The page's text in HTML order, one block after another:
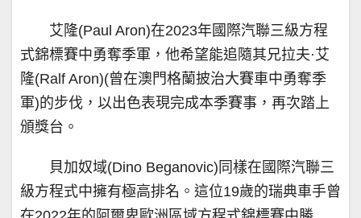
艾隆(Paul Aron)在2023年國際汽聯三級方程
式錦標賽中勇奪季軍，他希望能追隨其兄拉夫·艾
隆(Ralf Aron)(曾在澳門格蘭披治大賽車中勇奪季
軍)的步伐，以出色表現完成本季賽事，再次踏上
頒獎台。
貝加奴域(Dino Beganovic)同樣在國際汽聯三
級方程式中擁有極高排名。這位19歲的瑞典車手曾